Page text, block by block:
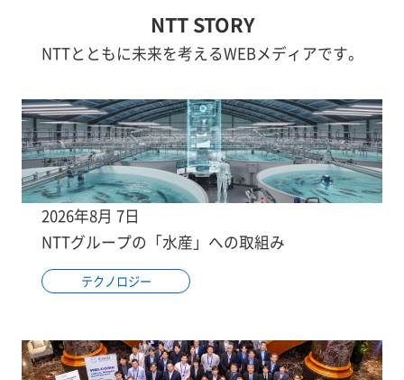
NTT STORY
NTTとともに未来を考えるWEBメディアです。
2026年8月 7日
NTTグループの「水産」への取組み
テクノロジー